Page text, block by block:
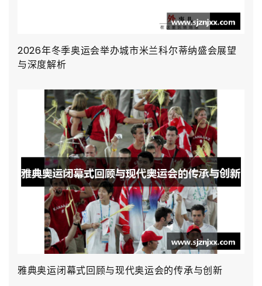
2026年冬季奥运会举办城市米兰科尔蒂纳盛会展望
与深度解析
雅典奥运闭幕式回顾与现代奥运会的传承与创新